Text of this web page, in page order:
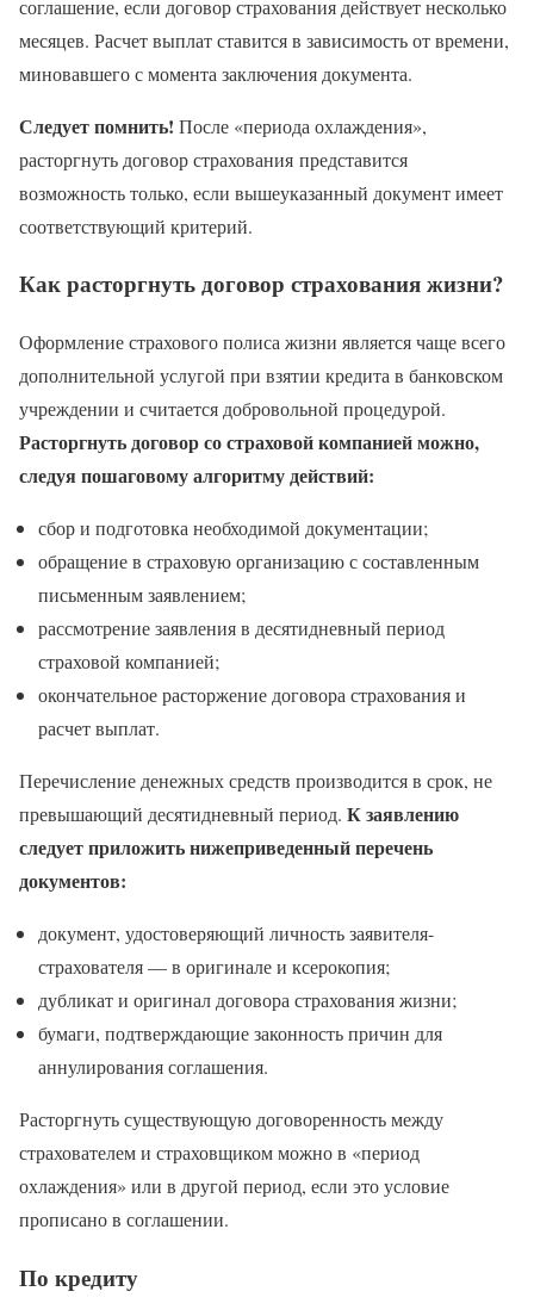
соглашение, если договор страхования действует несколько
месяцев. Расчет выплат ставится в зависимость от времени,
миновавшего с момента заключения документа.
Следует помнить! После «периода охлаждения»,
расторгнуть договор страхования представится
возможность только, если вышеуказанный документ имеет
соответствующий критерий.
Как расторгнуть договор страхования жизни?
Оформление страхового полиса жизни является чаще всего
дополнительной услугой при взятии кредита в банковском
учреждении и считается добровольной процедурой.
Расторгнуть договор со страховой компанией можно,
следуя пошаговому алгоритму действий:
сбор и подготовка необходимой документации;
обращение в страховую организацию с составленным
письменным заявлением;
рассмотрение заявления в десятидневный период
страховой компанией;
окончательное расторжение договора страхования и
расчет выплат.
Перечисление денежных средств производится в срок, не
превышающий десятидневный период. К заявлению
следует приложить нижеприведенный перечень
документов:
документ, удостоверяющий личность заявителя-
страхователя — в оригинале и ксерокопия;
дубликат и оригинал договора страхования жизни;
бумаги, подтверждающие законность причин для
аннулирования соглашения.
Расторгнуть существующую договоренность между
страхователем и страховщиком можно в «период
охлаждения» или в другой период, если это условие
прописано в соглашении.
По кредиту